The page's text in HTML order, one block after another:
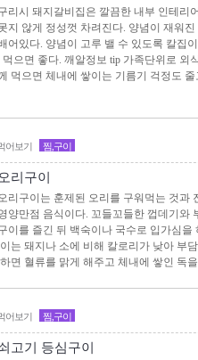
리시 돼지갈비집은 깔끔한 내부 인테리
지 않게 정성껏 차려진다. 양념이 재워
어있다. 양념이 고루 밸 수 있도록 칼집
으면 좋다. 깨알정보 tip 가족단위로 외
먹으면 체내에 쌓이는 기름기 걱정도
어보기 찜,구이
오리구이
리구이는 훈제된 오리를 구워먹는 것과
양만점 음식이다. 꼬들꼬들한 껍데기와
이를 즐긴 뒤 백숙이나 국수로 입가심
는 돼지나 소에 비해 칼로리가 낮아 부
면 혈류를 맑게 해주고 체내에 쌓인 독
어보기 찜,구이
고기 등심구이